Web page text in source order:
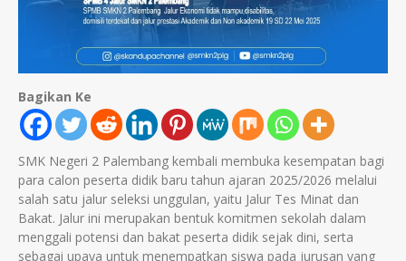
Bagikan Ke
SMK Negeri 2 Palembang kembali membuka kesempatan bagi
para calon peserta didik baru tahun ajaran 2025/2026 melalui
salah satu jalur seleksi unggulan, yaitu Jalur Tes Minat dan
Bakat. Jalur ini merupakan bentuk komitmen sekolah dalam
menggali potensi dan bakat peserta didik sejak dini, serta
sebagai upaya untuk menempatkan siswa pada jurusan yang